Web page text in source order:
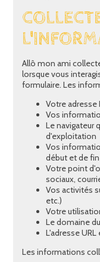
Allô mon ami
lorsque vous
formulaire. Les
Votre adresse
Vos
Le navigateur
d'exploitation
Vos
début et de
Votre point
sociaux,
Vos activités
etc.)
Votre
Le domaine
L'adresse
Les informations